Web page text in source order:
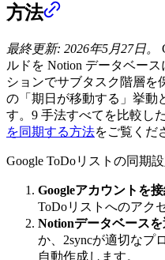
方法
最終更新: 2026年5月27日。
ルドを Notion データベー
ションでサブタスク階層を
の「期日が移動する」挙動
す。9 手法すべてを比較し
を同期する方法をご覧くだ
Google ToDoリストの同期
Googleアカウントを
ToDoリストへのアク
Notionデータベースを
か、2syncが適切なプ
自動作成します。